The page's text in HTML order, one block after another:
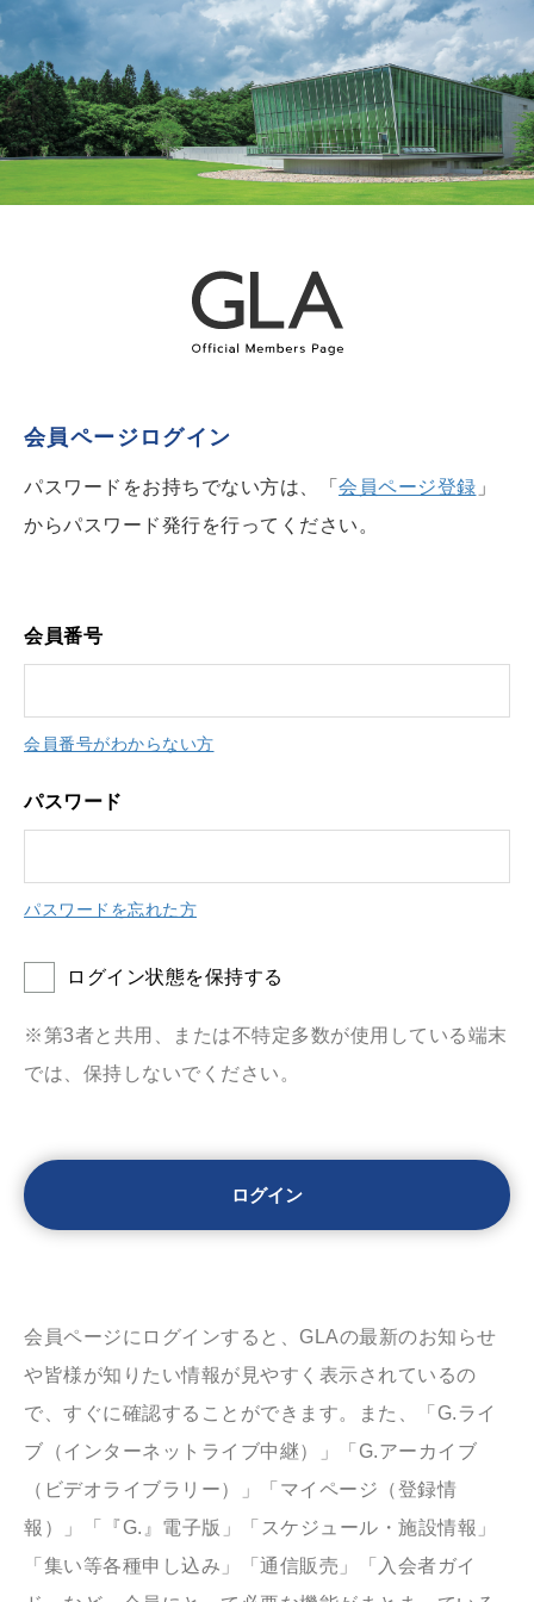
会員ページログイン
パスワードをお持ちでない方は、「 会員ページ登録 」
からパスワード発行を行ってください。
会員番号
会員番号がわからない方
パスワード
パスワードを忘れた方
ログイン状態を保持する
※第3者と共用、または不特定多数が使用している端末
では、保持しないでください。
会員ページにログインすると、GLAの最新のお知らせ
や皆様が知りたい情報が見やすく表示されているの
で、すぐに確認することができます。また、「G.ライ
ブ（インターネットライブ中継）」「G.アーカイブ
（ビデオライブラリー）」「マイページ（登録情
報）」「『G.』電子版」「スケジュール・施設情報」
「集い等各種申し込み」「通信販売」「入会者ガイ